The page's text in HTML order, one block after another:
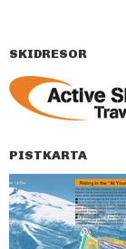
SKIDRESOR
PISTKARTA